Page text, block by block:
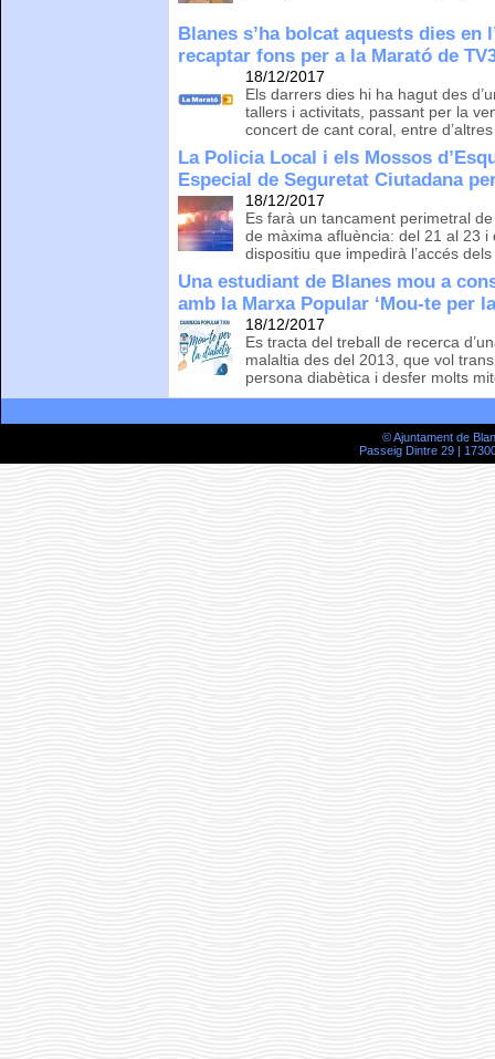
Blanes s’ha bolcat aquests dies en
recaptar fons per a la Marató de
18/12/2017
Els darrers dies hi ha hagut des
tallers i activitats, passant per la
concert de cant coral, entre d’altres
La Policia Local i els Mossos
Especial de Seguretat Ciutadana
18/12/2017
Es farà un tancament perimetral
de màxima afluència: del 21 al 23
dispositiu que impedirà l’accés
Una estudiant de Blanes mou a
amb la Marxa Popular ‘Mou-te per
18/12/2017
Es tracta del treball de recerca
malaltia des del 2013, que vol
persona diabètica i desfer molts
© Ajuntament de
Passeig Dintre 29 |